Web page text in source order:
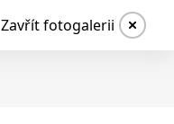
Zavřít fotogalerii